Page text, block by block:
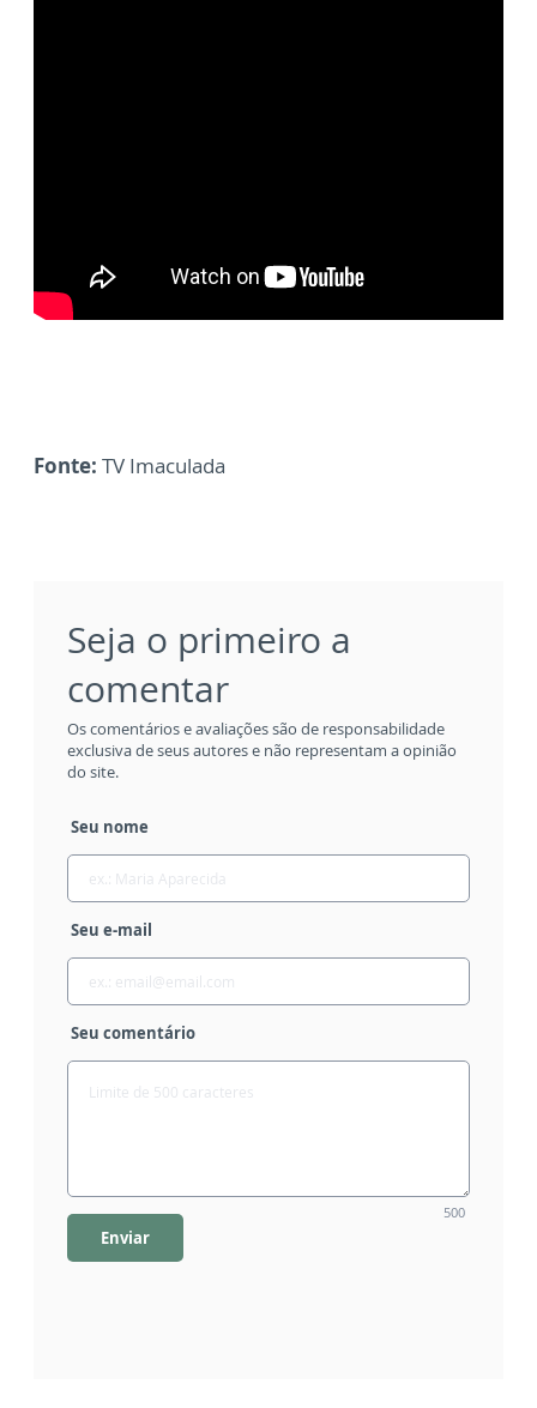
Fonte: TV Imaculada
Seja o primeiro a
comentar
Os comentários e avaliações são de responsabilidade
exclusiva de seus autores e não representam a opinião
do site.
Seu nome
Seu e-mail
Seu comentário
500
Enviar